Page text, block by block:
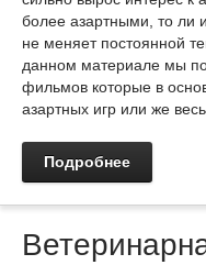
более азартными, то ли
не меняет постоянной
данном материале мы
фильмов которые в
азартных игр или же
Подробнее